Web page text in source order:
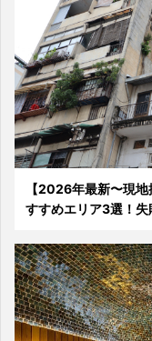
【2026年最新〜現
すすめエリア3選！